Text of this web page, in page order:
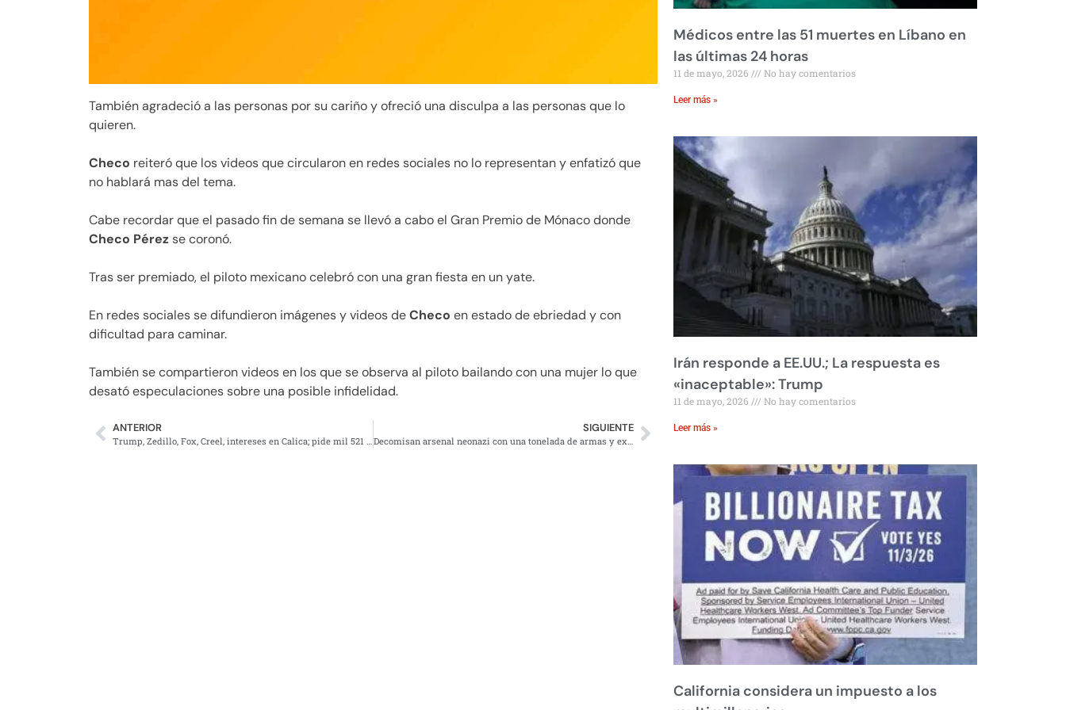
También agradeció a las personas por su cariño y ofreció una disculpa a las personas que lo
quieren.
Checo reiteró que los videos que circularon en redes sociales no lo representan y enfatizó que
no hablará mas del tema.
Cabe recordar que el pasado fin de semana se llevó a cabo el Gran Premio de Mónaco donde
Checo Pérezse coronó.
Tras ser premiado, el piloto mexicano celebró con una gran fiesta en un yate.
En redes sociales se difundieron imágenes y videos deCheco en estado de ebriedad y con
dificultad para caminar.
También se compartieron videos en los que se observa al piloto bailando con una mujer lo que
desató especulaciones sobre una posible infidelidad.
ANTERIOR SIGUIENTE
Médicos entre las 51 muertes en Líbano en
las últimas 24 horas
11 de mayo, 2026 No hay comentarios
Leer más »
Irán responde a EE.UU.; La respuesta es
«inaceptable»: Trump
11 de mayo, 2026 No hay comentarios
Leer más »
California considera un impuesto a los